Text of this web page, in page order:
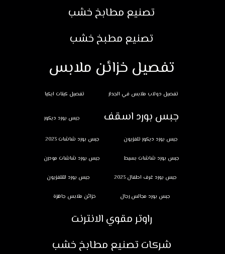
تصنيع مطابخ خشب
تصنيع مطبخ خشب
تفصيل خزائن ملابس
تفصيل دولاب ملابس في الجدار تفصيل كبتات ايكيا
جبس بورد اسقف جبس بورد ديكور
جبس بورد ديكور تلفزيون جبس بورد شاشات 2023
جبس بورد شاشات بسيط جبس بورد شاشات مودرن
جبس بورد غرف اطفال 2023 جبس بورد للتلفزيون
جبس بورد مجالس رجال خزائن ملابس جاهزة
راوتر مقوي الانترنت
شركات تصنيع مطابخ خشب